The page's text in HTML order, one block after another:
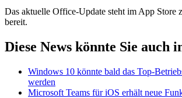
Das aktuelle Office-Update steht im App Store
bereit.
Diese News könnte Sie auch
Windows 10 könnte bald das Top-
werden
Microsoft Teams für iOS erhält neue